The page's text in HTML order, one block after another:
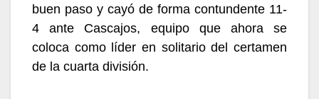
buen paso y cayó de forma contundente 11-
4 ante Cascajos, equipo que ahora se
coloca como líder en solitario del certamen
de la cuarta división.